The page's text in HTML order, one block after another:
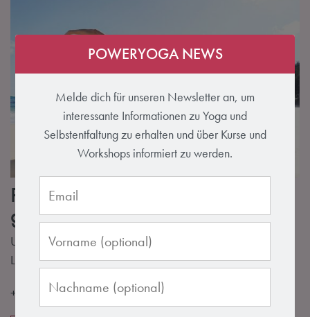
Practice well, feel good & look
good
Unser neuer Onlineshop mit Lounge und Active-Wear von
Lily Lotus ist jetzt on air.
+++ Bis zum 31.7.2019 bestellst du versandkostenfrei +++
POWERYOGA NEWS
Melde dich für unseren Newsletter an, um
interessante Informationen zu Yoga und
Selbstentfaltung zu erhalten und über Kurse und
Workshops informiert zu werden.